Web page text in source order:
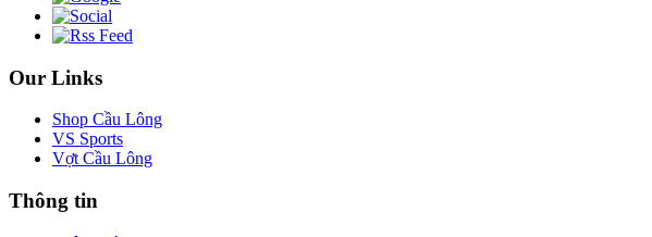
Our Links
Shop Cầu Lông
VS Sports
Vợt Cầu Lông
Thông tin